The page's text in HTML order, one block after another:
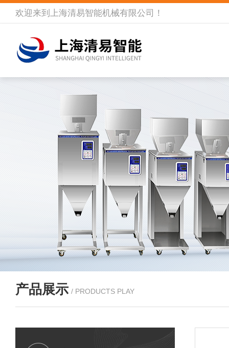
欢迎来到 上海清易智能机械有限公司 ！
产品展示 / PRODUCTS PLAY